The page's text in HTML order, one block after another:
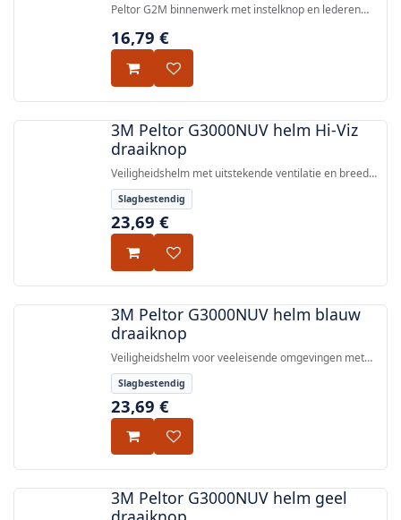
Peltor G2M binnenwerk met instelknop en lederen
16,79 €
3M Peltor G3000NUV helm Hi-Viz
draaiknop
Veiligheidshelm met uitstekende ventilatie en breed
gezichtsveld, uitgerust met een 3M™ Uvicator™ UV-
sensorplaatje, goedgekeurd volgens EN
397:2012+A1:2012.
Slagbestendig
23,69 €
3M Peltor G3000NUV helm blauw
draaiknop
Veiligheidshelm voor veeleisende omgevingen met
uitstekende ventilatie en breed gezichtsveld, voorzien
van de 3M™ Uvicator™ UV-blootstellingsindicator,
goedgekeurd volgens EN 397:2012+A1:2012.
Slagbestendig
23,69 €
3M Peltor G3000NUV helm geel